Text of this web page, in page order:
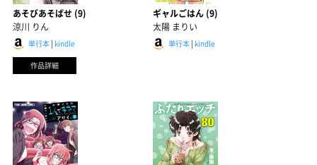
あそびあそばせ (9)
涼川 りん
単行本 | kindle
作品詳細
ギャルごはん (9)
太陽 まりい
単行本| kindle